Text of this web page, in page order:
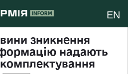
EN
зникнення
надають